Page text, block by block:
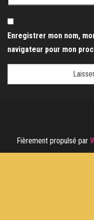
Enregistrer mon nom,
navigateur pour mon
Fièrement propulsé par